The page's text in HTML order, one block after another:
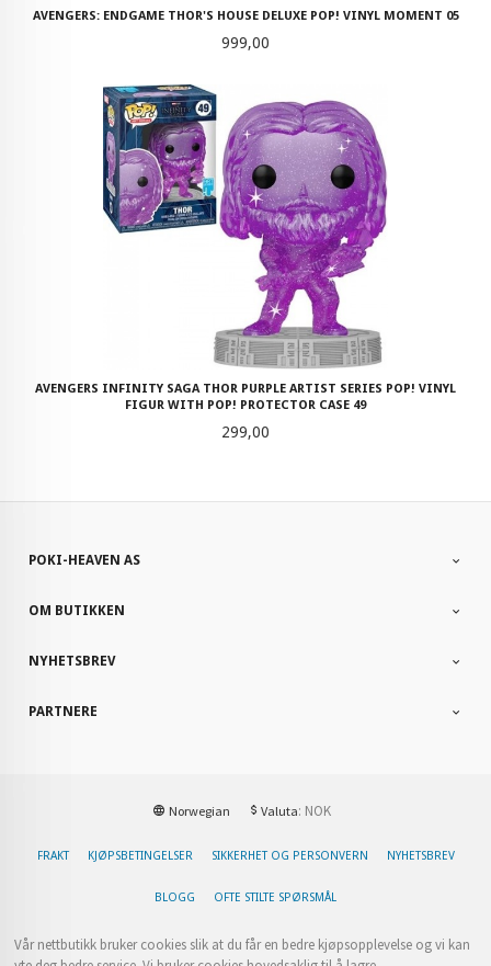
AVENGERS: ENDGAME THOR'S HOUSE DELUXE POP! VINYL MOMENT 05
Pris
999,00
AVENGERS INFINITY SAGA THOR PURPLE ARTIST SERIES POP! VINYL
FIGUR WITH POP! PROTECTOR CASE 49
Pris
299,00
POKI-HEAVEN AS
OM BUTIKKEN
NYHETSBREV
PARTNERE
Norwegian Valuta: NOK
FRAKT KJØPSBETINGELSER SIKKERHET OG PERSONVERN NYHETSBREV
BLOGG OFTE STILTE SPØRSMÅL
Vår nettbutikk bruker cookies slik at du får en bedre kjøpsopplevelse og vi kan